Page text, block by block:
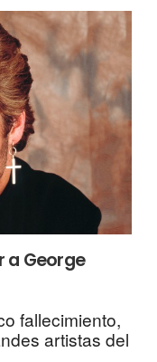
a George
fallecimiento,
artistas del